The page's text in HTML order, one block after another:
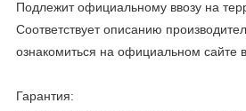
Подлежит официальному ввозу на
Соответствует описанию
ознакомиться на официальном сайте
Гарантия: